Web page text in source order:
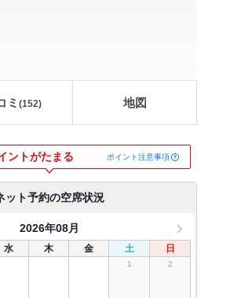
ミ (152) 地図
ントがたまる ポイント注意事項
ット予約の空席状況
2026年08月
水 木 金 土 日
1 2